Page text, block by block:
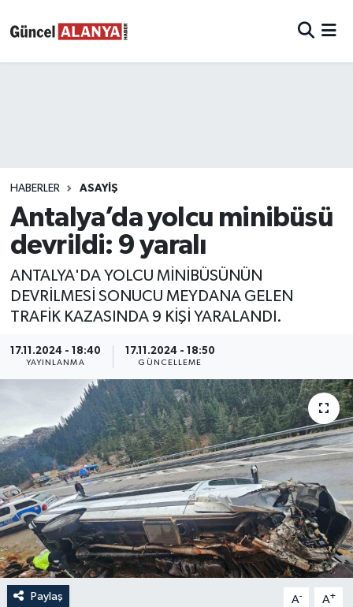
HABERLER ASAYIŞ
Antalya’da yolcu minibüsü
devrildi: 9 yaralı
ANTALYA'DA YOLCU MİNİBÜSÜNÜN
DEVRİLMESİ SONUCU MEYDANA GELEN
TRAFİK KAZASINDA 9 KİŞİ YARALANDI.
17.11.2024 - 18:40
YAYINLANMA
17.11.2024 - 18:50
GÜNCELLEME
Paylaş A- A+